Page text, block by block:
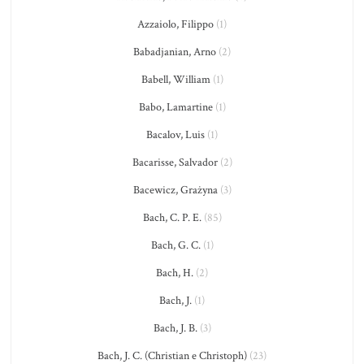
Azzaiolo, Filippo (1)
Babadjanian, Arno (2)
Babell, William(1)
Babo, Lamartine(1)
Bacalov, Luis (1)
Bacarisse, Salvador(2)
Bacewicz, Grażyna(3)
Bach, C. P. E.(85)
Bach, G. C.(1)
Bach, H. (2)
Bach, J. (1)
Bach, J. B.(3)
Bach, J. C. (Christian e Christoph) (23)